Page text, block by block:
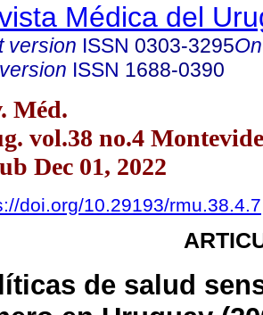
Médica del
version ISSN 0303-3295
ISSN 1688-0390
Méd.
vol.38 no.4
Dec 01, 2022
doi.org/10.29193/rmu.38.4.7
de salud